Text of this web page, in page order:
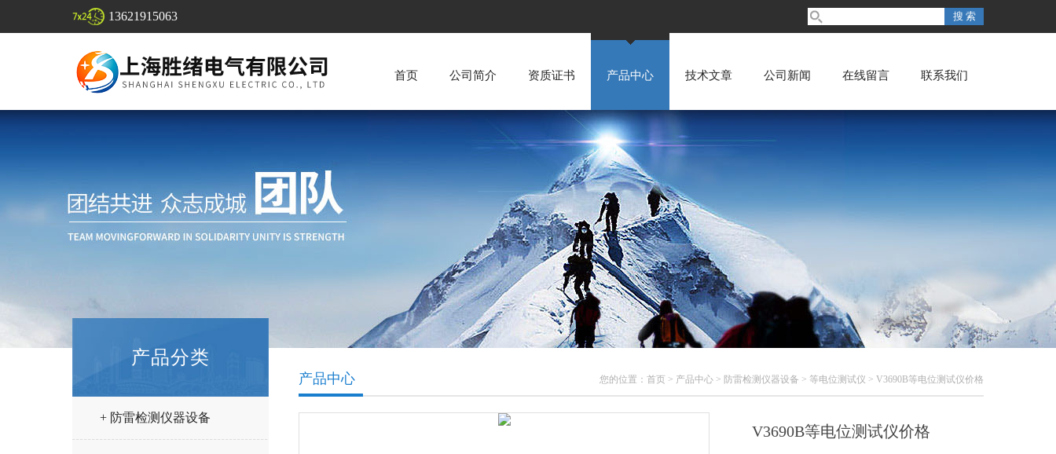
13621915063
首页 公司简介 资质证书 产品中心 技术文章 公司新闻 在线留言 联系我们
产品分类
+ 防雷检测仪器设备
您的位置： 首页 > 产品中心 > 防雷检测仪器设备 > 等电位测试仪 > V3690B等电位测试仪价格
产品中心
V3690B等电位测试仪价格